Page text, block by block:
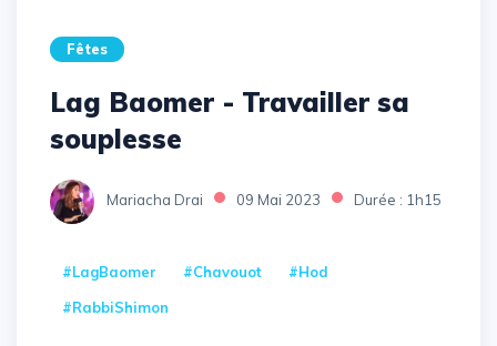
Fêtes
Lag Baomer - Travailler sa
souplesse
Mariacha Drai 09 Mai 2023 Durée : 1h15
#LagBaomer #Chavouot
#Hod
#RabbiShimon